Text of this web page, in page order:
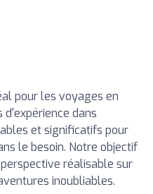
pour les voyages en
dans
et significatifs pour
le besoin. Notre objectif
réalisable sur
inoubliables.